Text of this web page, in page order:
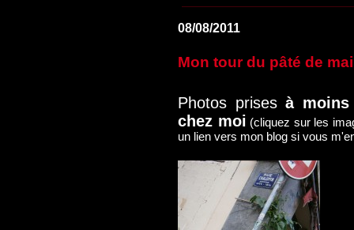
08/08/2011
Mon tour du pâté de
Photos prisesà
chez moi (cliquez sur les
un lien vers mon blog si vous